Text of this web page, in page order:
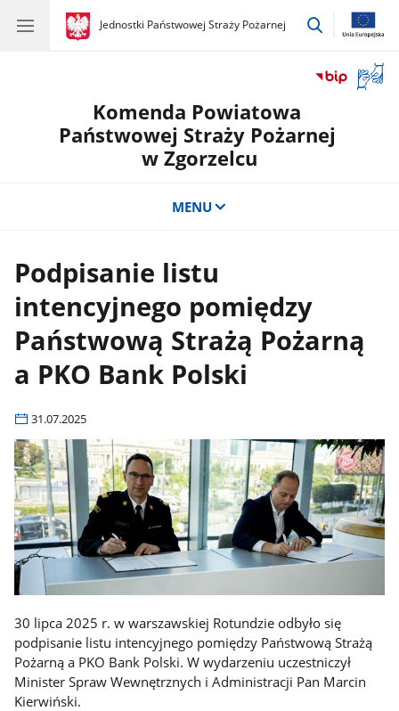
gov.pl
Jednostki Państwowej Straży Pożarnej
gov.pl
Jednostki
przejdź
okno
Komenda Powiatowa
Państwowej Straży Pożarnej
w Zgorzelcu
MENU
Podpisanie listu
intencyjnego pomiędzy
Państwową Strażą Pożarną
a PKO Bank Polski
31.07.2025
30 lipca 2025 r. w warszawskiej Rotundzie odbyło się
podpisanie listu intencyjnego pomiędzy Państwową Strażą
Pożarną a PKO Bank Polski. W wydarzeniu uczestniczył
Minister Spraw Wewnętrznych i Administracji Pan Marcin
Kierwiński.